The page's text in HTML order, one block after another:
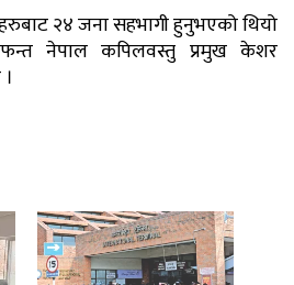
२४ जना सहभागी हुनुभएको थियो
नेपाल कपिलवस्तु प्रमुख केशर